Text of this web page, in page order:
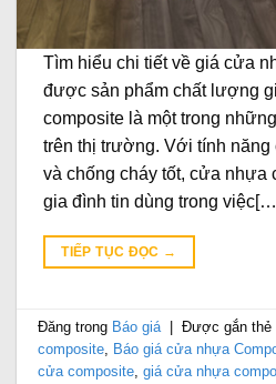
Tìm hiểu chi tiết về giá cửa
được sản phẩm chất lượng
composite là một trong
trên thị trường. Với tính năng
và chống cháy tốt, cửa nhựa
gia đình tin dùng trong
TIẾP TỤC ĐỌC →
Đăng trong Báo giá Được gắn thẻ
composite, Báo giá cửa nhựa
cửa composite,giá cửa nhựa